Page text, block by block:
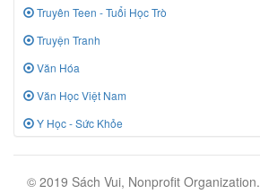
Truyên Teen - Tuổi Học Trò
Truyện Tranh
Văn Hóa
Văn Học Việt Nam
Y Học - Sức Khỏe
© 2019 Sách Vui, Nonprofit Organization.